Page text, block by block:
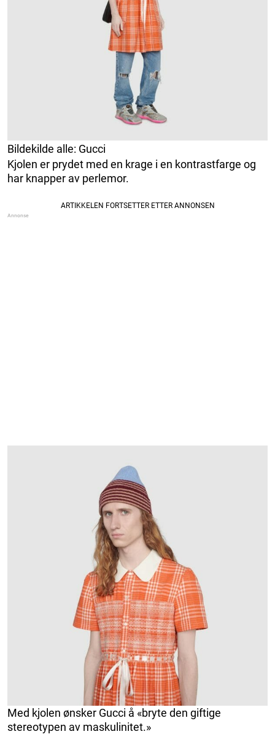
Bildekilde alle: Gucci
Kjolen er prydet med en krage i en kontrastfarge og
har knapper av perlemor.
Med kjolen ønsker Gucci å «bryte den giftige
stereotypen av maskulinitet.»